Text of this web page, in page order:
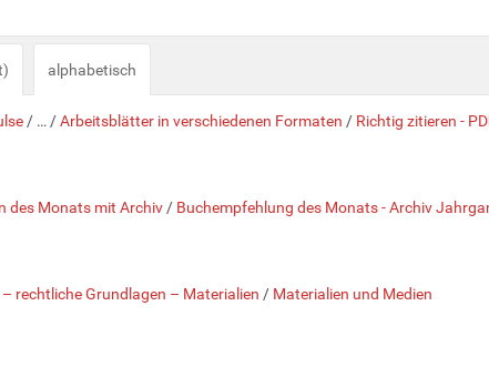
alphabetisch
/ … /Arbeitsblätter in verschiedenen Formaten / Richtig zitieren -
des Monats mit Archiv / Buchempfehlung des Monats - Archiv
rechtliche Grundlagen – Materialien / Materialien und Medien